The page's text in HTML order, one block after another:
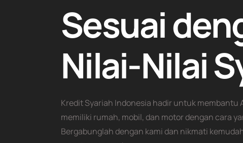
Sesuai
Nilai-Nilai
Kredit Syariah Indonesia hadir untuk membantu
memiliki rumah, mobil, dan motor dengan cara
Bergabunglah dengan kami dan nikmati